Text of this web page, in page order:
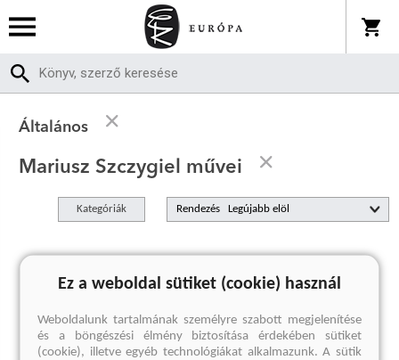
Általános
Mariusz Szczygiel művei
Kategóriák Rendezés
A keresett kifejezésre nincs találat
Ez a weboldal sütiket (cookie) használ
Weboldalunk tartalmának személyre szabott megjelenítése
és a böngészési élmény biztosítása érdekében sütiket
(cookie), illetve egyéb technológiákat alkalmazunk. A sütik